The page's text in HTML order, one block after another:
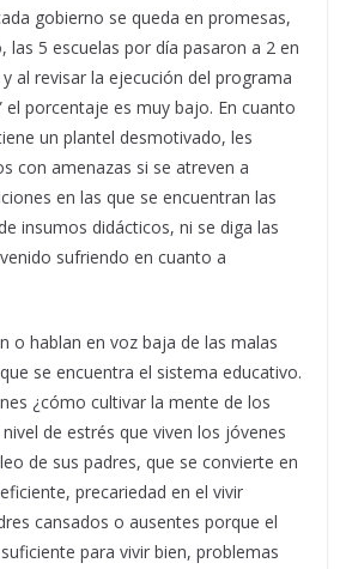
gobierno se queda en promesas,
5 escuelas por día pasaron a 2 en
al revisar la ejecución del programa
el porcentaje es muy bajo. En cuanto
un plantel desmotivado, les
con amenazas si se atreven a
en las que se encuentran las
insumos didácticos, ni se diga las
sufriendo en cuanto a
o hablan en voz baja de las malas
se encuentra el sistema educativo.
¿cómo cultivar la mente de los
de estrés que viven los jóvenes
de sus padres, que se convierte en
precariedad en el vivir
cansados o ausentes porque el
para vivir bien, problemas